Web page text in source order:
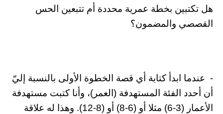
هل تكتبين بخطة عمرية محددة أم تتبعين الحس
القصصي والمضمون؟
- عندما ابدأ كتابة أي قصة الخطوة الأولى بالنسبة إليّ
أن أحدد الفئة المستهدفة (العمر)، وأنا كتبت مستهدفة
الأعمار (3-6) مثلا أو (6-8) أو (8-12). وهذا له علاقة